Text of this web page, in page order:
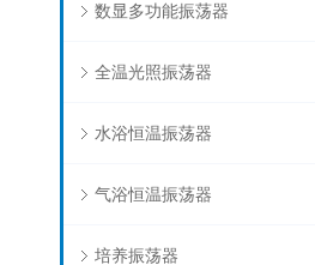
数显多功能振荡器
全温光照振荡器
水浴恒温振荡器
气浴恒温振荡器
培养振荡器